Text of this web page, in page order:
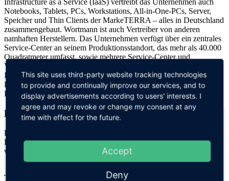
Notebooks, Tablets, PCs, Workstations, All-in-One-PCs, Server,
Speicher und Thin Clients der MarkeTERRA – alles in Deutschland
zusammengebaut. Wortmann ist auch Vertreiber von anderen
namhaften Herstellern. Das Unternehmen verfügt über ein zentrales
Service-Center an seinem Produktionsstandort, das mehr als 40.000
Quadratmeter umfasst, sowie mehrere Service-Center und
Vertriebsbüros im Ausland. Wortmann arbeitet eng mit dem
ITÖkosystem zusammen. So ist das Unternehmen beispielsweise
Partner des Microsoft Cloud OS Network und außerdem
PlatinMitglied des Intel® Technology-Provider-Programms.
DIE 4 BASISELEMENTE
Die TERRA CLOUD besteht aus 4 Basiselementen, die je nach
Bedarf mit optionalen Leistungen ergänzt & zu einem Netzwerk
verbunden werden können.
TERRA CLOUD Housing
This site uses third-party website tracking technologies
to provide and continually improve our services, and to
display advertisements according to users' interests. I
agree and may revoke or change my consent at any
time with effect for the future.
Accept
Deny